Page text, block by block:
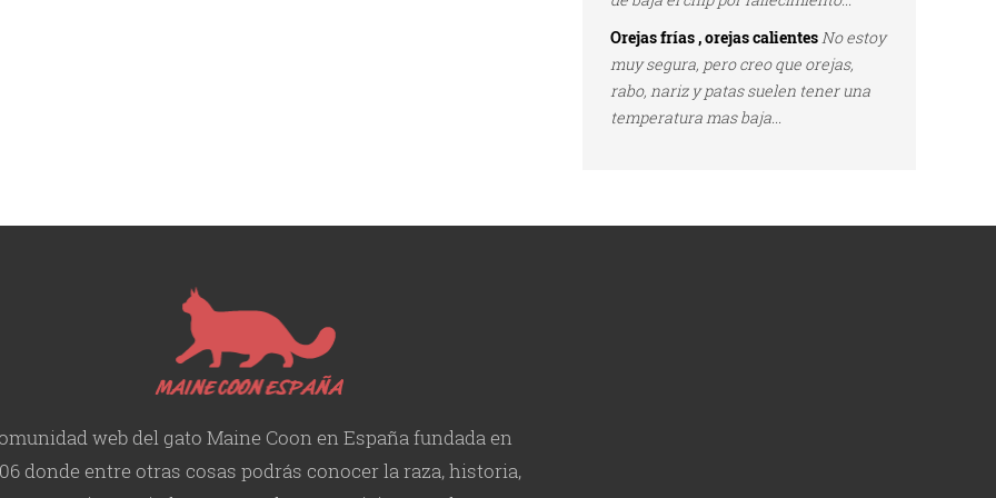
Orejas frías , orejas calientesNo estoy
muy segura, pero creo que orejas,
rabo, nariz y patas suelen tener una
temperatura mas baja...
web del gato Maine Coon en España fundada en
donde entre otras cosas podrás conocer la raza, historia,